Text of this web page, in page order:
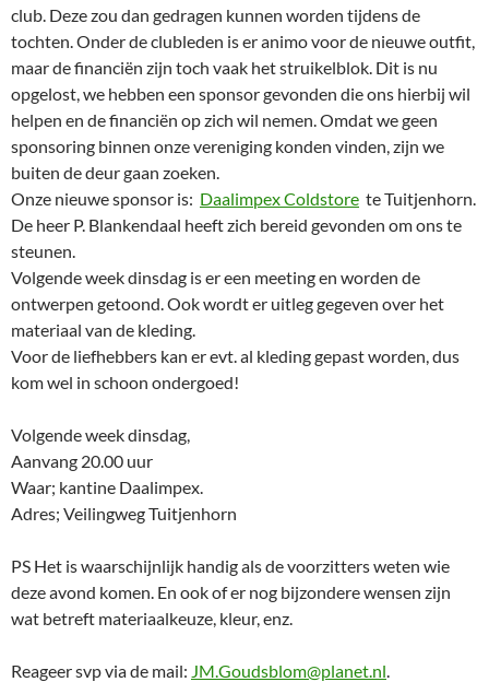
club. Deze zou dan gedragen kunnen worden tijdens de
tochten. Onder de clubleden is er animo voor de nieuwe outfit,
maar de financiën zijn toch vaak het struikelblok. Dit is nu
opgelost, we hebben een sponsor gevonden die ons hierbij wil
helpen en de financiën op zich wil nemen. Omdat we geen
sponsoring binnen onze vereniging konden vinden, zijn we
buiten de deur gaan zoeken.
Onze nieuwe sponsor is: Daalimpex Coldstore te Tuitjenhorn.
De heer P. Blankendaal heeft zich bereid gevonden om ons te
steunen.
Volgende week dinsdag is er een meeting en worden de
ontwerpen getoond. Ook wordt er uitleg gegeven over het
materiaal van de kleding.
Voor de liefhebbers kan er evt. al kleding gepast worden, dus
kom wel in schoon ondergoed!
Volgende week dinsdag,
Aanvang 20.00 uur
Waar; kantine Daalimpex.
Adres; Veilingweg Tuitjenhorn
PS Het is waarschijnlijk handig als de voorzitters weten wie
deze avond komen. En ook of er nog bijzondere wensen zijn
wat betreft materiaalkeuze, kleur, enz.
Reageer svp via de mail: JM.Goudsblom@planet.nl.